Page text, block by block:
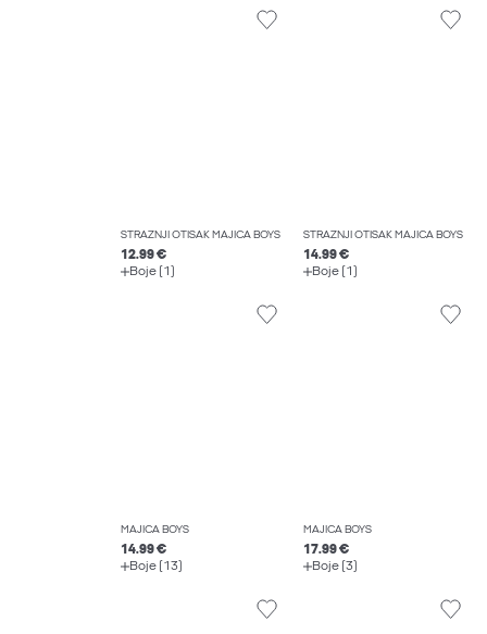
STRAŽNJI OTISAK MAJICA BOYS
12.99 €
Boje (1)
STRAŽNJI OTISAK MAJICA BOYS
14.99 €
Boje (1)
MAJICA BOYS
14.99 €
Boje (13)
MAJICA BOYS
17.99 €
Boje (3)